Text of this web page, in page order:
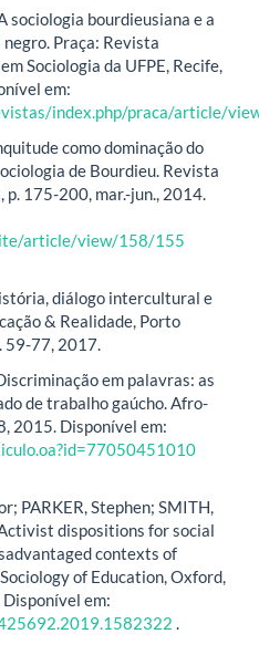
sociologia bourdieusiana e a
Praça: Revista
Sociologia da UFPE, Recife,
em:
index.php/praca/article/
como dominação do
de Bourdieu. Revista
p. 175-200, mar.-jun., 2014.
article/view/158/155
diálogo intercultural e
& Realidade, Porto
59-77, 2017.
em palavras: as
de trabalho gaúcho. Afro-
2015. Disponível em:
PARKER, Stephen; SMITH,
dispositions for social
contexts of
of Education, Oxford,
em:
.